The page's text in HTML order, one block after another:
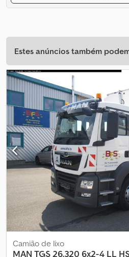
Estes anúncios também
Camião de lixo
MAN TGS 26.320 6x2-4 LL